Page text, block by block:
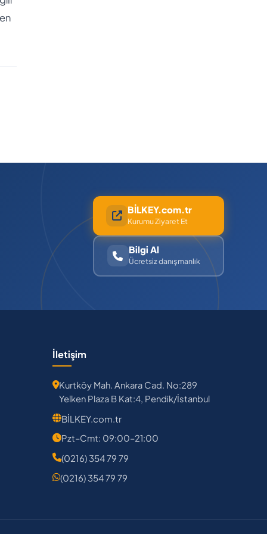
BİLKEY.com.tr
Kurumu Ziyaret Et
Bilgi Al
Ücretsiz danışmanlık
İletişim
Kurtköy Mah. Ankara Cad. No:289
Yelken Plaza B Kat:4, Pendik/İstanbul
BİLKEY.com.tr
Pzt–Cmt: 09:00–21:00
(0216) 354 79 79
(0216) 354 79 79